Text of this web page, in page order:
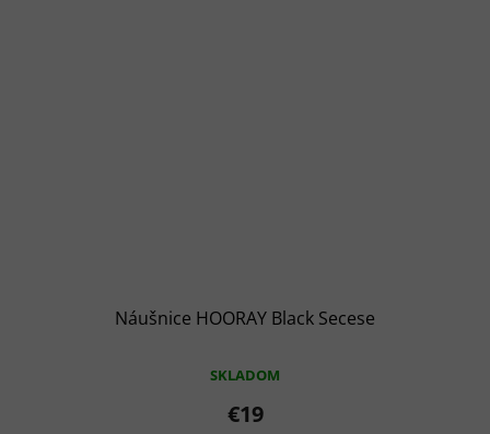
Náušnice HOORAY Black Secese
SKLADOM
€19